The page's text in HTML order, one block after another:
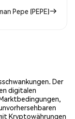
Pepe (PEPE)
Der
digitalen
Kryptowährungen